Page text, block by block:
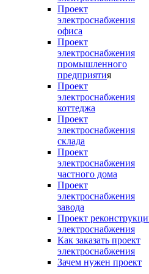
Проект
электроснабжения
офиса
Проект
электроснабжения
промышленного
предприятия
Проект
электроснабжения
коттеджа
Проект
электроснабжения
склада
Проект
электроснабжения
частного дома
Проект
электроснабжения
завода
Проект
электроснабжения
Как заказать проект
электроснабжения
Зачем нужен проект